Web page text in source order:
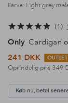
Farve: Light grey
1
Only Cardigan
241 DKK
OUTLET
Oprindelig pris 349
Køb nu, betal